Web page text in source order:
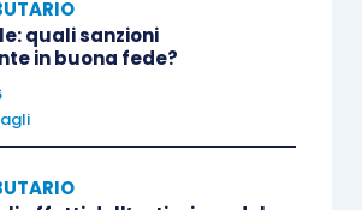
grado da parte della difesa
vi era anche quello relativo
indicazione delle ragioni per
riconosciuta l’
reati.
quali sanzioni
in buona fede?